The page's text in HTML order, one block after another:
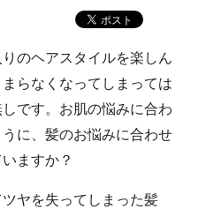
のヘアスタイルを楽しん
らなくなってしまっては
です。お肌の悩みに合わ
に、髪のお悩みに合わせ
ますか？
ヤを失ってしまった髪